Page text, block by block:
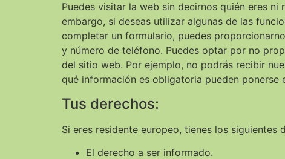
Puedes visitar la web sin decirnos quién eres
embargo, si deseas utilizar algunas de las
completar un formulario, puedes
y número de teléfono. Puedes optar por no
del sitio web. Por ejemplo, no podrás recibir
qué información es obligatoria pueden
Tus derechos:
Si eres residente europeo, tienes los
El derecho a ser informado.